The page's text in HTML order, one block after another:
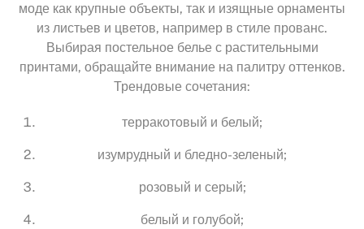
моде как крупные объекты, так и изящные орнаменты
из листьев и цветов, например в стиле прованс.
Выбирая постельное белье с растительными
принтами, обращайте внимание на палитру оттенков.
Трендовые сочетания:
терракотовый и белый;
изумрудный и бледно-зеленый;
розовый и серый;
белый и голубой;